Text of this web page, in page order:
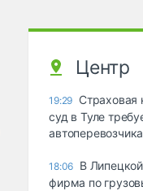
Центр
19:29 Страховая
суд в Туле
18:06 В
фирма по